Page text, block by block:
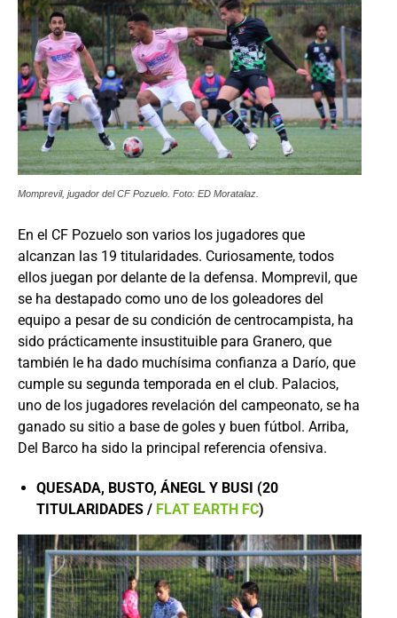
Momprevil, jugador del CF Pozuelo. Foto: ED Moratalaz.
En el CF Pozuelo son varios los jugadores que
alcanzan las 19 titularidades. Curiosamente, todos
ellos juegan por delante de la defensa. Momprevil, que
se ha destapado como uno de los goleadores del
equipo a pesar de su condición de centrocampista, ha
sido prácticamente insustituible para Granero, que
también le ha dado muchísima confianza a Darío, que
cumple su segunda temporada en el club. Palacios,
uno de los jugadores revelación del campeonato, se ha
ganado su sitio a base de goles y buen fútbol. Arriba,
Del Barco ha sido la principal referencia ofensiva.
QUESADA, BUSTO, ÁNEGL Y BUSI (20
TITULARIDADES / FLAT EARTH FC)